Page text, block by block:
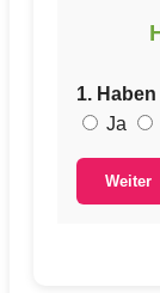
1.
Ja
Weiter